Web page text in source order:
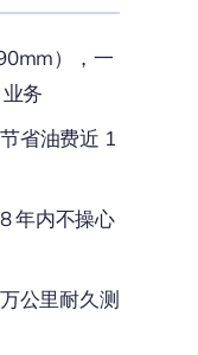
），一
务
省油费近 1
年内不操心
公里耐久测